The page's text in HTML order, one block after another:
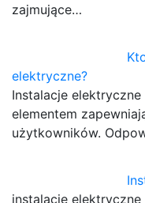
zajmujące…
elektryczne?
Instalacje
elementem
użytkowników.
instalacje